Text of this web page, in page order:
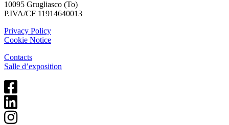
10095 Grugliasco (To)
P.IVA/CF 11914640013
Privacy Policy
Cookie Notice
Contacts
Salle d’exposition